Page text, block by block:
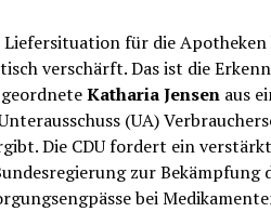
Liefersituation für die
verschärft. Das ist die
Katharia Jensen aus
(UA)
Die CDU fordert ein
zur Bekämpfung
bei